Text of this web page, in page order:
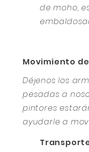
de moho,
Movimiento
Déjenos los
pesadas a
pintores
ayudarle a